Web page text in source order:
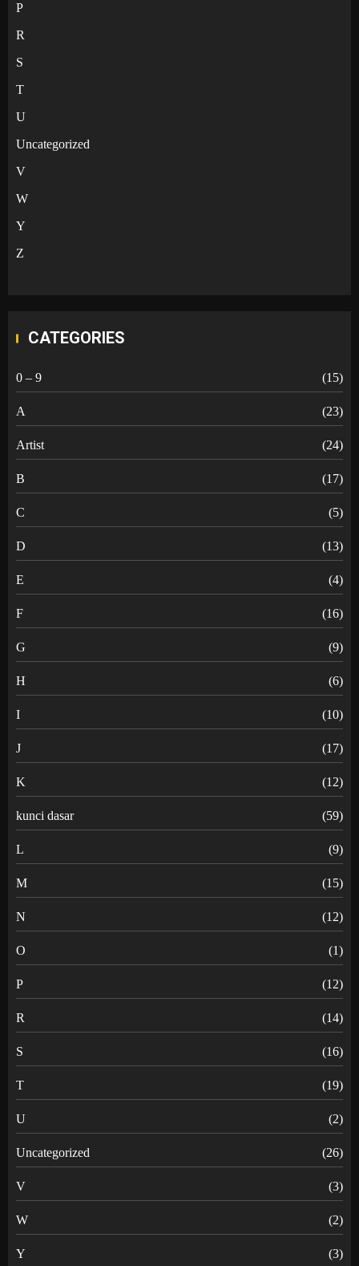
P
R
S
T
U
Uncategorized
V
W
Y
Z
CATEGORIES
0 – 9 (15)
A (23)
Artist (24)
B (17)
C (5)
D (13)
E (4)
F (16)
G (9)
H (6)
I (10)
J (17)
K (12)
kunci dasar (59)
L (9)
M (15)
N (12)
O (1)
P (12)
R (14)
S (16)
T (19)
U (2)
Uncategorized (26)
V (3)
W (2)
Y (3)